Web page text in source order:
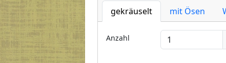
gekräuselt mit Ösen
Anzahl